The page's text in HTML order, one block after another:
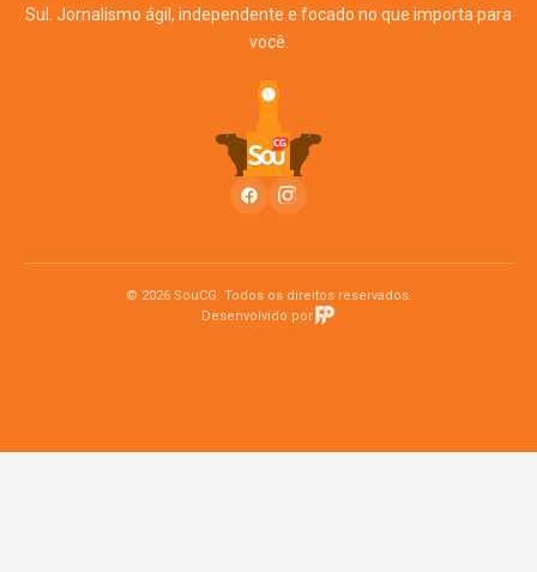
Sul. Jornalismo ágil, independente e focado no que importa para
você.
© 2026 SouCG. Todos os direitos reservados.
Desenvolvido por